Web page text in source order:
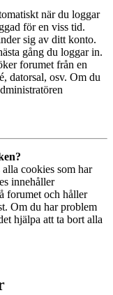
när du loggar
för en viss tid.
sig av ditt konto.
gång du loggar in.
forumet från en
datorsal, osv. Om du
cookies som har
innehåller
forumet och håller
Om du har problem
hjälpa att ta bort alla